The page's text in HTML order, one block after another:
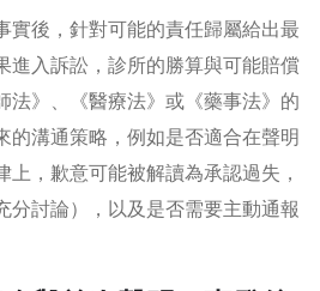
實後，針對可能的責任歸屬給出最
進入訴訟，診所的勝算與可能賠償
法》、《醫療法》或《藥事法》的
的溝通策略，例如是否適合在聲明
，歉意可能被解讀為承認過失，
分討論），以及是否需要主動通報